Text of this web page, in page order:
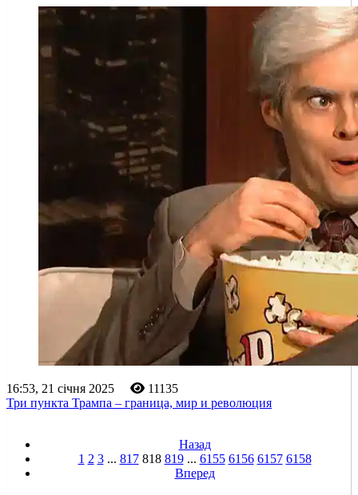
16:53, 21 січня 2025
11135
Три пункта Трампа – граница, мир и революция
Назад
1 2 3 ... 817 818 819 ... 6155 6156 6157 6158
Вперед